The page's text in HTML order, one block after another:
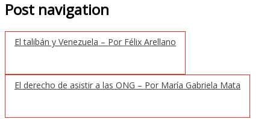
Post navigation
El talibán y Venezuela – Por Félix Arellano
El derecho de asistir a las ONG – Por María Gabriela Mata